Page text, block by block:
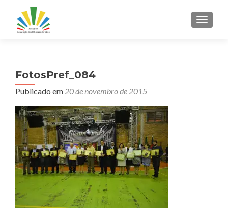
FotosPref_084
Publicado em 20 de novembro de 2015